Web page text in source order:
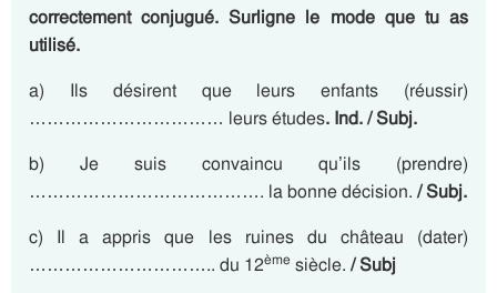
correctement conjugué. Surligne le mode que tu as
utilisé.
a) Ils désirent que leurs enfants (réussir)
…………………………… leurs études. Ind. / Subj.
b) Je suis convaincu qu’ils (prendre)
…………………………………. la bonne décision. / Subj.
c) Il a appris que les ruines du château (dater)
………………………….. du 12ème siècle. / Subj